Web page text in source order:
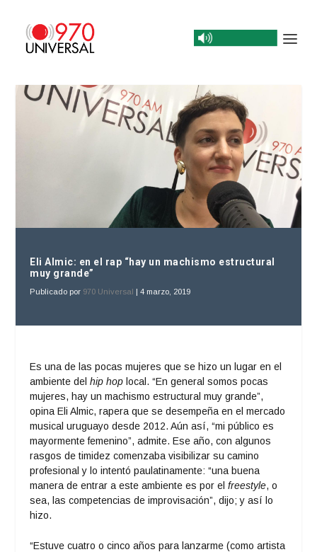
Eli Almic: en el rap “hay un machismo estructural
muy grande”
Publicado por 970 Universal |4 marzo, 2019
Es una de las pocas mujeres que se hizo un lugar en el
ambiente delhip hop local. “En general somos pocas
mujeres, hay un machismo estructural muy grande”,
opina Eli Almic, rapera que se desempeña en el mercado
musical uruguayo desde 2012. Aún así, “mi público es
mayormente femenino”, admite. Ese año, con algunos
rasgos de timidez comenzaba visibilizar su camino
profesional y lo intentó paulatinamente: “una buena
manera de entrar a este ambiente es por elfreestyle, o
sea, las competencias de improvisación”, dijo; y así lo
hizo.
“Estuve cuatro o cinco años para lanzarme (como artista